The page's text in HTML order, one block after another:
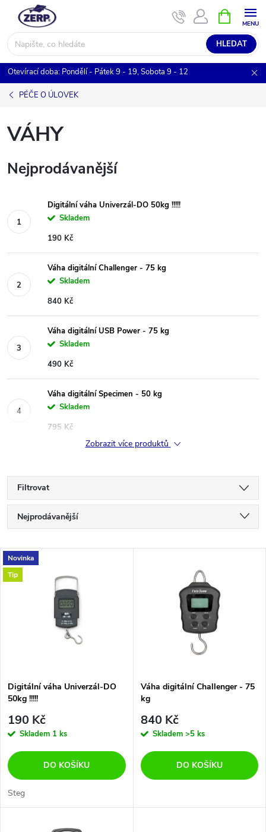
obsah
HLEDAT
NÁKUPNÍ
KOŠÍK
Otevírací doba: Pondělí - Pátek 9 - 19, Sobota 9 - 12
PÉČE O ÚLOVEK
VÁHY
Nejprodávanější
Digitální váha Univerzál-DO 50kg !!!!!
Skladem
190 Kč
Váha digitální Challenger - 75 kg
Skladem
840 Kč
Váha digitální USB Power - 75 kg
Skladem
490 Kč
Váha digitální Specimen - 50 kg
Skladem
795 Kč
Zobrazit více produktů
Filtrovat
Ř
a
z
p
r
o
d
u
Nejprodávanější
Nejdražší
V
ý
s
p
r
o
d
Novinka
Tip
Digitální váha Univerzál-DO
50kg !!!!!
190 Kč
Skladem 1 ks
DO KOŠÍKU
Steg
Váha digitální Challenger - 75
kg
840 Kč
Skladem >5 ks
DO KOŠÍKU